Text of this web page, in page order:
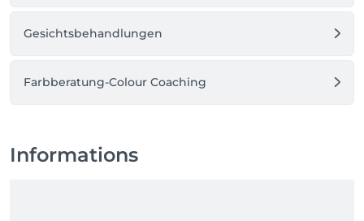
Gesichtsbehandlungen
Farbberatung-Colour Coaching
Informations